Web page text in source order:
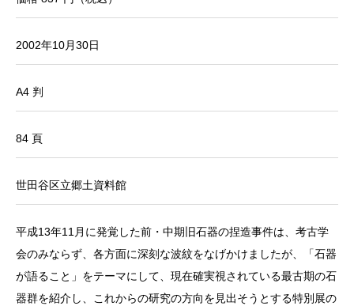
2002年10月30日
A4 判
84 頁
世田谷区立郷土資料館
平成13年11月に発覚した前・中期旧石器の捏造事件は、考古学
会のみならず、各方面に深刻な波紋をなげかけましたが、「石器
が語ること」をテーマにして、現在確実視されている最古期の石
器群を紹介し、これからの研究の方向を見出そうとする特別展の